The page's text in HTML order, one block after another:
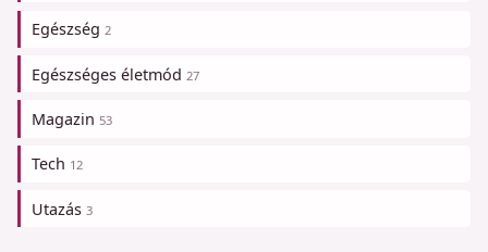
Egészség 2
Egészséges életmód 27
Magazin 53
Tech 12
Utazás 3